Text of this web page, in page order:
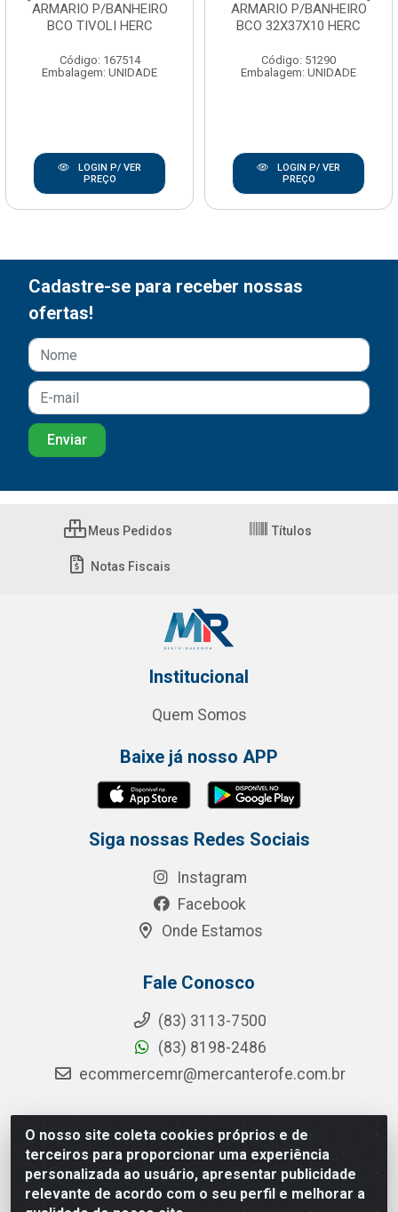
ARMARIO P/BANHEIRO
BCO TIVOLI HERC
Código: 167514
Embalagem: UNIDADE
LOGIN P/ VER
PREÇO
ARMARIO P/BANHEIRO
BCO 32X37X10 HERC
Código: 51290
Embalagem: UNIDADE
LOGIN P/ VER
PREÇO
O nosso site coleta cookies próprios e de
terceiros para proporcionar uma experiência
personalizada ao usuário, apresentar publicidade
relevante de acordo com o seu perfil e melhorar a
Cadastre-se para receber nossas
ofertas!
Meus Pedidos Títulos
Notas Fiscais
Institucional
Quem Somos
Baixe já nosso APP
Siga nossas Redes Sociais
Instagram
Facebook
Onde Estamos
Fale Conosco
(83) 3113-7500
(83) 8198-2486
ecommercemr@mercanterofe.com.br
MR Distribuidora - Rua Hortêncio Ribeiro de Luna, 3777 -
Distrito Industrial, João Pessoa/PB - CEP 58081-400 -
CNPJ 35.428.312/0001-85